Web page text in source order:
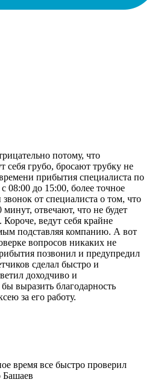
потому, что
себя грубо, бросают трубку не
прибытия специалиста по
08:00 до 15:00, более точное
от специалиста о том, что
отвечают, что не будет
ведут себя крайне
подставляя компанию. А вот
вопросов никаких не
позвонил и предупредил
сделал быстро и
доходчиво и
выразить благодарность
за его работу.
время все быстро проверил
Башаев